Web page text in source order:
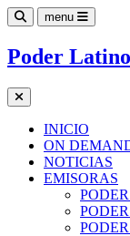
menu
Poder
INICIO
ON
NOTICIAS
EMISORAS